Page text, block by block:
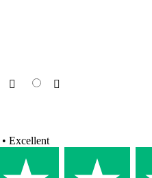
• Excellent